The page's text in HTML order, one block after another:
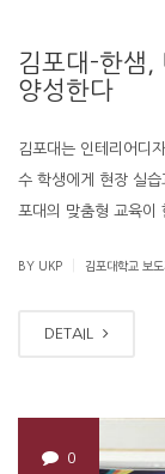
김포대-한샘,
양성한다
김포대는 인테리어디
수 학생에게 현장 실
포대의 맞춤형 교육이
BY UKP 김포대학교 보도
DETAIL
0